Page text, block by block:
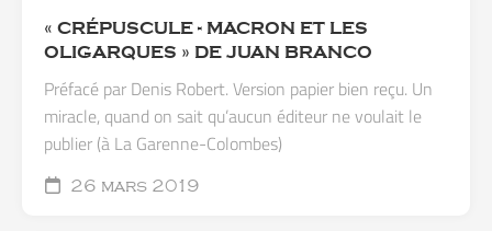
« CRÉPUSCULE - MACRON ET LES
OLIGARQUES » DE JUAN BRANCO
Préfacé par Denis Robert. Version papier bien reçu. Un
miracle, quand on sait qu’aucun éditeur ne voulait le
publier (à La Garenne-Colombes)
26 mars 2019